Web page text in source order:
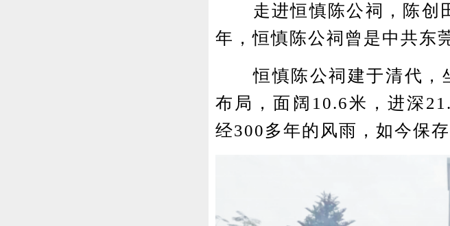
走进恒慎陈公祠，陈创
年，恒慎陈公祠曾是中共东
恒慎陈公祠建于清代，
布局，面阔10.6米，进深
经300多年的风雨，如今保